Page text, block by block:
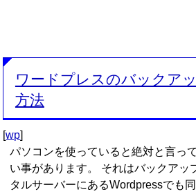
ワードプレスのバックア
方法
[wp]
パソコンを使っていると絶対と言っ
い事があります。 それはバックアッ
タルサーバーにあるWordpressでも